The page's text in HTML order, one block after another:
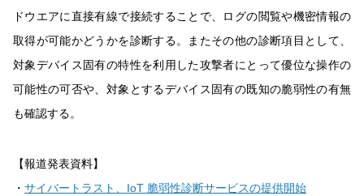
ドウエアに直接有線で接続することで、ログの閲覧や機密情報の
取得が可能かどうかを診断する。またその他の診断項目として、
対象デバイス固有の特性を利用した攻撃者にとって優位な操作の
可能性の可否や、対象とするデバイス固有の既知の脆弱性の有無
も確認する。
【報道発表資料】
・ サイバートラスト、IoT 脆弱性診断サービスの提供開始